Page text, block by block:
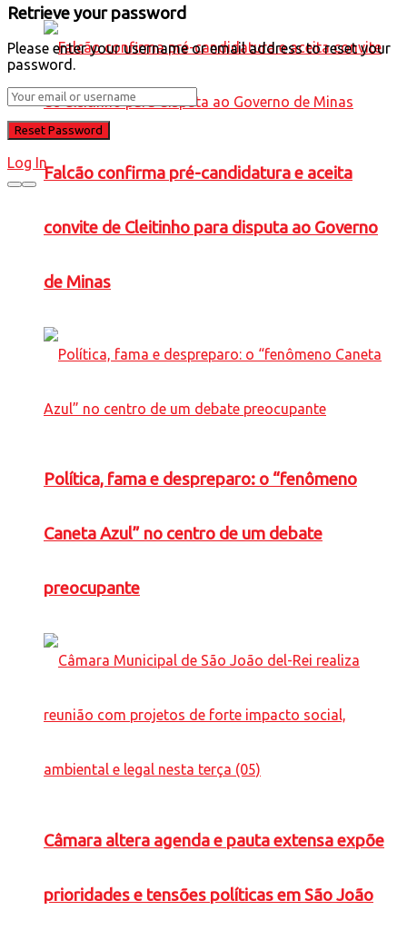
Falcão confirma pré-candidatura e aceita
convite de Cleitinho para disputa ao Governo
de Minas
Política, fama e despreparo: o “fenômeno
Caneta Azul” no centro de um debate
preocupante
Câmara altera agenda e pauta extensa expõe
prioridades e tensões políticas em São João
Retrieve your password
Please enter your username or email address to reset your
password.
Log In